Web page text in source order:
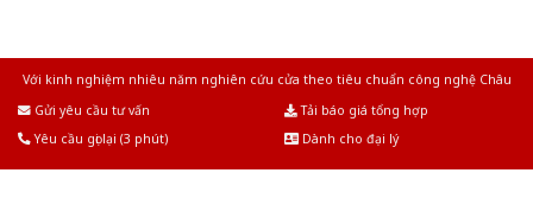
Với kinh nghiệm nhiêu năm nghiên cứu cửa theo tiêu chuẩn công nghệ Châu
Gửi yêu cầu tư vấn
Tải báo giá tổng hợp
Yêu cầu gọi lại (3 phút)
Dành cho đại lý